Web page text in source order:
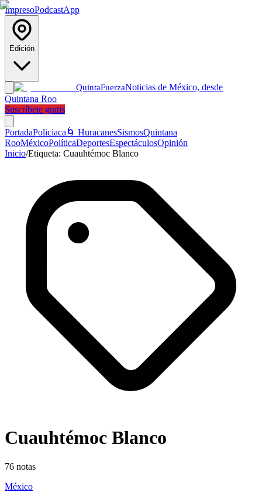
ImpresoPodcastApp
Edición
QuintaFuerzaNoticias de México, desde
Quintana Roo
Suscríbete gratis
PortadaPoliciaca 🌀 HuracanesSismosQuintana
RooMéxicoPolíticaDeportesEspectáculosOpinión
Inicio/Etiqueta: Cuauhtémoc Blanco
Cuauhtémoc Blanco
76 notas
México